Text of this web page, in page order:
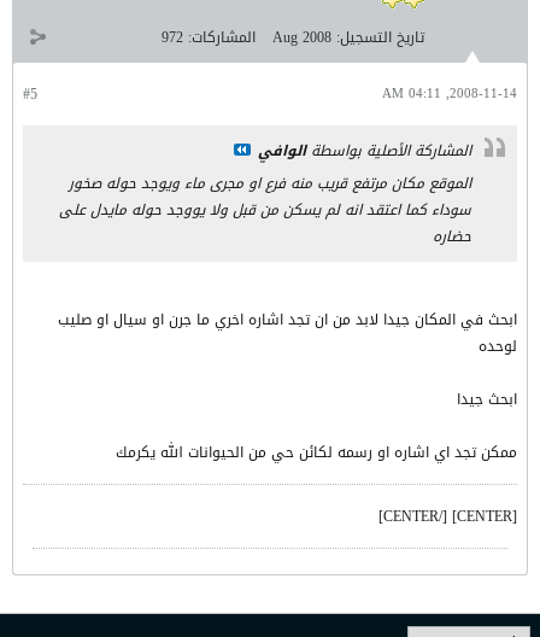
تاريخ التسجيل: Aug 2008 المشاركات: 972
#5 2008-11-14, 04:11 AM
المشاركة الأصلية بواسطةالوافي
الموقع مكان مرتفع قريب منه فرع او مجرى ماء ويوجد حوله صخور
سوداء كما اعتقد انه لم يسكن من قبل ولا يووجد حوله مايدل على
حضاره
ابحث في المكان جيدا لابد من ان تجد اشاره اخري ما جرن او سيال او صليب
لوحده
ابحث جيدا
ممكن تجد اي اشاره او رسمه لكائن حي من الحيوانات الله يكرمك
[CENTER] [/CENTER]